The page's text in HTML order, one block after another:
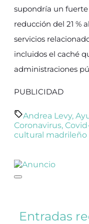
supondría un fuerte
reducción del 21 %
servicios
incluidos el caché
administraciones
PUBLICIDAD
Andrea Levy,
Coronavirus,
cultural madrileño
Entradas